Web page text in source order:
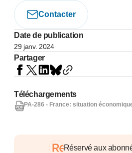
Contacter
Date de publication
29 janv. 2024
Partager
Réservé aux
Téléchargements
PA-286 - France: situation